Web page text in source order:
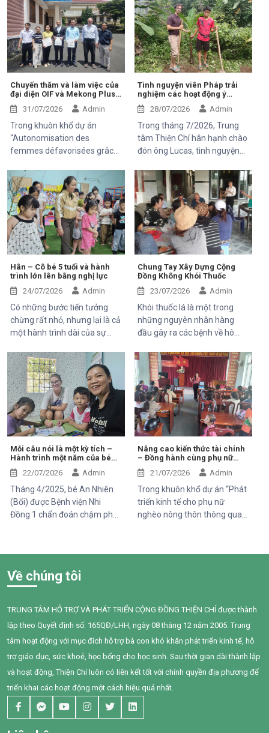
Chuyến thăm và làm việc của
đại diện OIF và Mekong Plus
tại cộng đồng dự án
31/07/2026 Admin
Trong khuôn khổ dự án
“Autonomisation des
femmes défavorisées grâce
économique et à l'accès aux
soins de santé 2025–2028”,
Trung tâm Thiện Chí vinh dự
đón tiếp ông Kaloyan Kolev,
đại diện đơn vị tài trợ
Organisation internationale
de la Francophonie (OIF), và
ông Bernard Kervyn, đại diện
Mekong Plus, trong chuyến
công tác tại xã Tánh Linh, Bắc
Ruộng và Hàm Kiệm, tỉnh
Lâm Đồng.
Tình nguyện viên Pháp trải
nghiệm các hoạt động ý
nghĩa tại Trung tâm Thiện Chí
28/07/2026 Admin
Trong tháng 7/2026, Trung
tâm Thiện Chí hân hạnh chào
đón ông Lucas, tình nguyện
chuyến thăm và trải nghiệm
các hoạt động của dự án do
Mekong Plus tài trợ tại địa
phương.
Hân – Cô bé 5 tuổi và hành
trình lớn lên bằng nghị lực
24/07/2026
Admin
Có những bước tiến tưởng
chừng rất nhỏ, nhưng lại là cả
một hành trình dài của sự
vọng. Hân, cô bé 5 tuổi với nụ
cười trong trẻo, đã đến với
Trung tâm trong những ngày
đầu mang theo rất nhiều thử
thách. Ngay từ khi chào đời,
em phải đối mặt với nhiều vấn
đề về sức khỏe, khiến quá
trình phát triển chậm hơn so
với các bạn cùng trang lứa.
Những điều tưởng như rất
bình thường đối với một đứa
trẻ lại là những cột mốc đầy
gian nan đối với em.
Chung Tay Xây Dựng Cộng
Đồng Không Khói Thuốc
23/07/2026
Admin
Khói thuốc lá là một trong
những nguyên nhân hàng
đầu gây ra các bệnh về hô
Điều đáng lo ngại là không chỉ
người hút thuốc bị ảnh hưởng
mà những người xung quanh,
đặc biệt là trẻ em, phụ nữ
mang thai và người cao tuổi,
cũng phải đối mặt với nhiều
nguy cơ sức khỏe do hít phải
khói thuốc thụ động.
Mỗi câu nói là một kỳ tích –
Hành trình một năm của bé
An Nhiên (Bối)
22/07/2026 Admin
Tháng 4/2025, bé An Nhiên
(Bối) được Bệnh viện Nhi
Đồng 1 chẩn đoán chậm phát
gặp nhiều khó khăn trong
đạt nhu cầu của mình. Sau
một năm can thiệp với sự
đồng hành tận tâm của các
cô giáo, sự kiên trì của gia
đình và nỗ lực không ngừng
của chính Bối, em đã có
những bước tiến đầy tự hào.
Nâng cao kiến thức tài chính
– Đồng hành cùng phụ nữ
phát triển sinh kế bền vững
21/07/2026 Admin
Trong khuôn khổ dự án “Phát
triển kinh tế cho phụ nữ
nghèo nông thôn thông qua
khỏe giai đoạn 2025–2028”
kiến thức về quản lý chi tiêu
trong gia đình cho 95 phụ nữ
tại xã Tân Thành,Hàm Thuận
Nam.
Về chúng tôi
TRUNG TÂM HỖ TRỢ VÀ PHÁT TRIỂN CỘNG ĐỒNG THIỆN CHÍ được thành
lập theo Quyết định số: 165QĐ/LHH, ngày 08 tháng 12 năm 2005. Trung
tâm hoạt động với mục đích hỗ trợ bà con khó khăn phát triển kinh tế, hỗ
trợ giáo dục, sức khoẻ, học bổng cho học sinh. Sau thời gian dài thành lập
và hoạt động, Thiện Chí luôn có liên kết tốt với chính quyền địa phương để
triển khai các hoạt động một cách hiệu quả nhất.